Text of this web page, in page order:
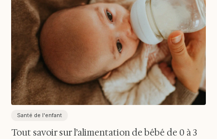
Santé de l'enfant
Tout savoir sur l’alimentation de bébé de 0 à 3